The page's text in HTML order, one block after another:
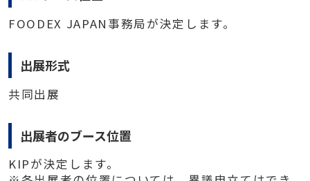
FOODEX JAPAN事務局が決定します。
出展形式
共同出展
出展者のブース位置
KIPが決定します。